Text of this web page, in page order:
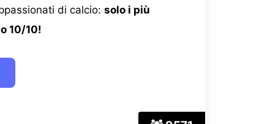
di calcio: solo i più
10/10!